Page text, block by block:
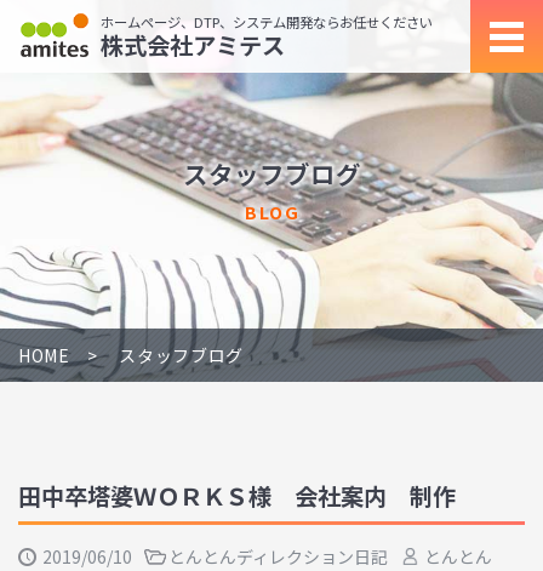
ホームページ、DTP、システム開発ならお任せください
株式会社アミテス
スタッフブログ
BLOG
HOME スタッフブログ
田中卒塔婆ＷＯＲＫＳ様 会社案内 制作
2019/06/10 とんとんディレクション日記 とんとん